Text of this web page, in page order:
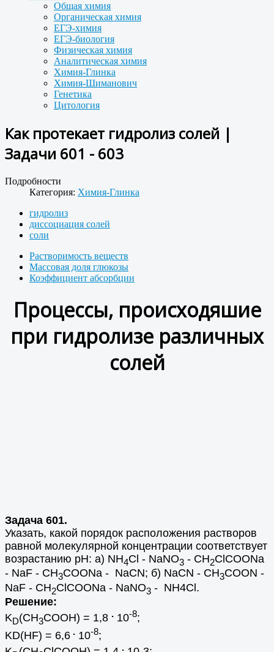
Общая химия
Органическая химия
ЕГЭ-химия
ЕГЭ-биология
Физическая химия
Аналитическая химия
Химия-Глинка
Химия-Шиманович
Генетика
Цитология
Как протекает гидролиз солей |
Задачи 601 - 603
Подробности
Категория: Химия-Глинка
гидролиз
диссоциация солей
соли
Растворимость веществ
Массовая доля глюкозы
Коэффициент абсорбции
Процессы, происходяшие
при гидролизе различных
солей
Задача 601.
Указать, какой порядок расположения растворов
равной молекулярной концентрации соответствует
возрастанию рН: а) NH4Cl - NaNO3 - CH2ClCOONa
- NaF - CH3COONa - NaCN; б) NaCN - CH3COON -
NaF - CH2ClCOONa - NaNO3 - NH4Cl.
Решение:
KD(CH3COOH) = 1,8 . 10-8;
KD(HF) = 6,6 . 10-8;
.